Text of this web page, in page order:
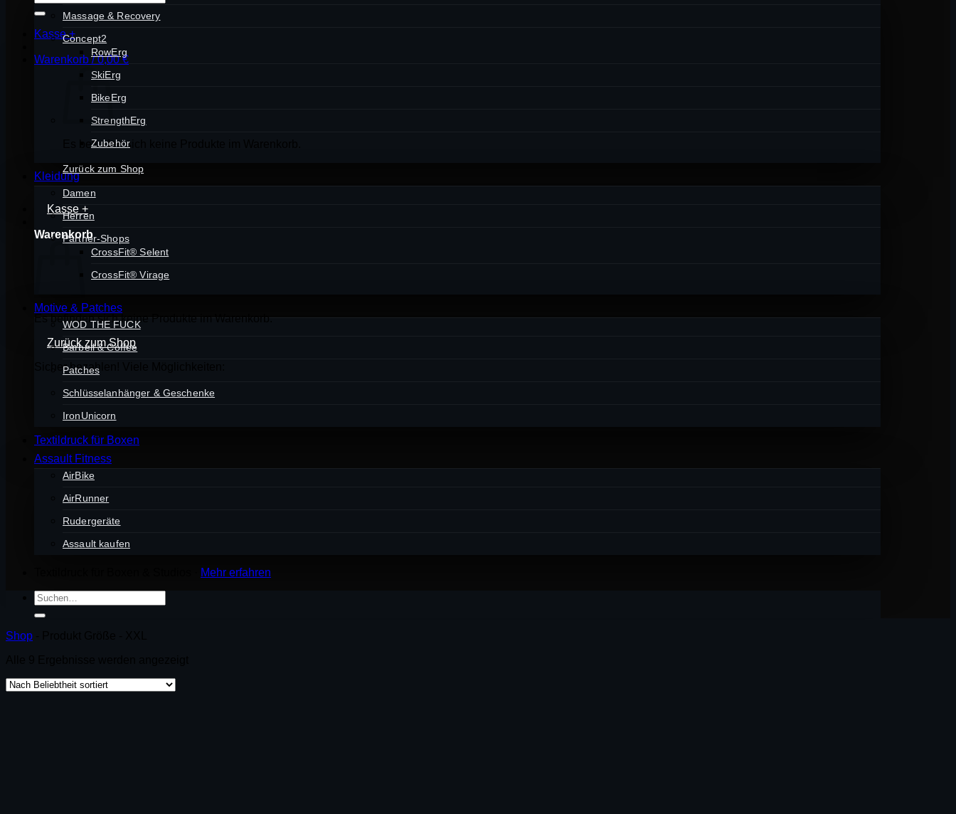
nach:
Kasse +
Warenkorb /0,00€
Es befinden sich keine Produkte im Warenkorb.
Zurück zum Shop
Kasse +
Warenkorb
Es befinden sich keine Produkte im Warenkorb.
Zurück zum Shop
Sicher bezahlen! Viele Möglichkeiten:
Massage & Recovery
Concept2
RowErg
SkiErg
BikeErg
StrengthErg
Zubehör
Kleidung
Damen
Herren
Partner-Shops
CrossFit® Selent
CrossFit® Virage
Motive & Patches
WOD THE FUCK
Barbell & Coffee
Patches
Schlüsselanhänger & Geschenke
IronUnicorn
Textildruck für Boxen
Assault Fitness
AirBike
AirRunner
Rudergeräte
Assault kaufen
Mehr erfahren
Suchen
nach:
Shop